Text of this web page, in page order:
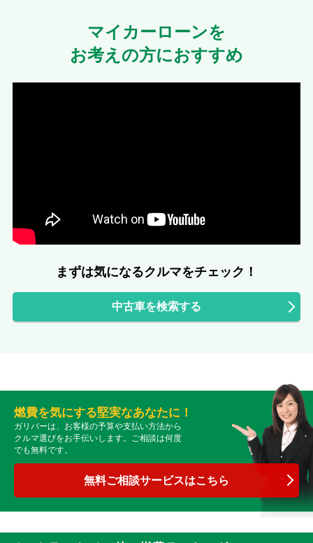
マイカーローンを
お考えの方におすすめ
まずは気になるクルマをチェック！
中古車を検索する
燃費を気にする堅実なあなたに！
ガリバーは、お客様の予算や支払い方法から
クルマ選びをお手伝いします。ご相談は何度
でも無料です。
無料ご相談サービスはこちら